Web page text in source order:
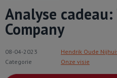
Analyse cadeau:
Company
08-04-2023
Hendrik Oude
Categorie
Onze visie